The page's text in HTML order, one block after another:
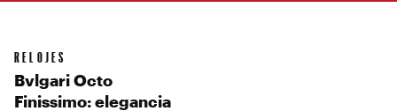
RELOJES
Bvlgari Octo
Finissimo: elegancia